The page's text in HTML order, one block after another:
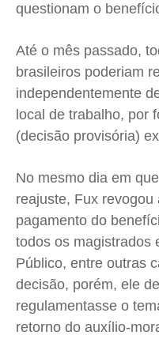
Contato
Anuncie
Termos de Uso
Privacidade
Contato
Anuncie
Termos de Uso
Privacidade
Contato
Anuncie
Termos de Uso
Privacidade
Contato
Anuncie
Termos de Uso
Privacidade
questionam o
Até o mês passado,
brasileiros poderiam
independentemente
local de trabalho, por
(decisão provisória)
No mesmo dia em
reajuste, Fux
pagamento do
todos os magistrados
Público, entre outras
decisão, porém, ele
regulamentasse o
retorno do auxílio-